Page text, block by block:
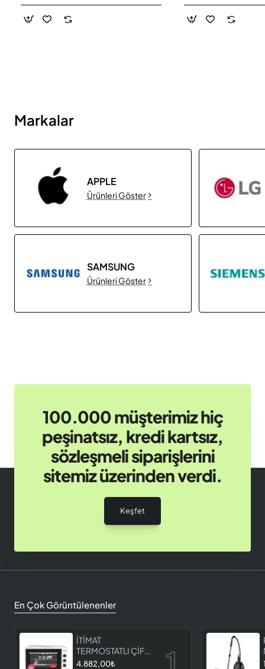
Markalar
APPLE
Ürünleri Göster
SAMSUNG
Ürünleri Göster
100.000 müşterimiz hiç
peşinatsız, kredi kartsız,
sözleşmeli siparişlerini
sitemiz üzerinden verdi.
Keşfet
En Çok Görüntülenenler
İTİMAT
TERMOSTATLI ÇİFT
CAMLI FIRIN 8060
4.882,00₺